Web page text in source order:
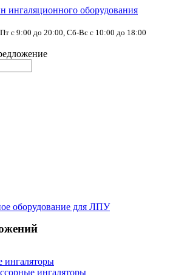
с 9:00 до 20:00, Сб-Вс с 10:00 до 18:00
оборудование для ЛПУ
ингаляторы
ингаляторы